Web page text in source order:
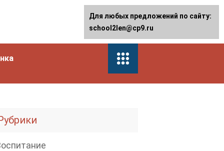
Для любых предложений по сайту:
school2len@cp9.ru